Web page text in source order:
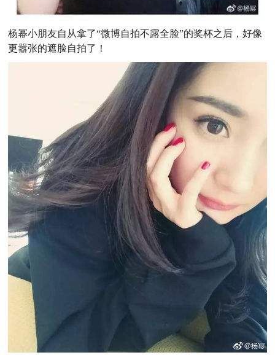
杨幂小朋友自从拿了“微博自拍不露全脸”的奖杯之后，好像
更嚣张的遮脸自拍了！